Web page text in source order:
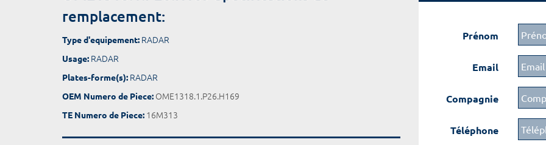
remplacement:
Type d'equipement: RADAR
Usage: RADAR
Plates-forme(s): RADAR
OEM Numero de Piece: OME1318.1.P26.H169
TE Numero de Piece: 16M313
Prénom
Email
Compagnie
Téléphone